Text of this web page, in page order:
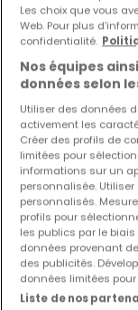
Terrain
18 000 €
Les choix que vous
Web. Pour plus
confidentialité.
Nos équipes
données selon
Utiliser des données
activement les
Créer des profils de
limitées pour
informations sur un
personnalisée.
personnalisés.
profils pour
les publics par le
données provenant
des publicités.
données limitées
Liste de nos